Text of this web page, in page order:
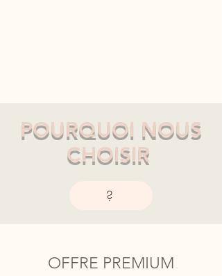
POURQUOI NOUS
CHOISIR
?
OFFRE PREMIUM